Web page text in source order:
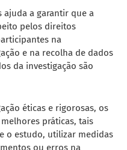
ajuda a garantir que a
pelos direitos
na
e na recolha de dados
da investigação são
éticas e rigorosas, os
práticas, tais
o estudo, utilizar medidas
ou erros na